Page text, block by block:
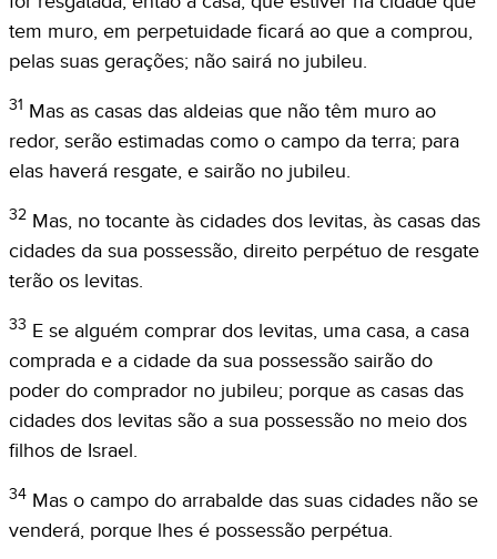
tem muro, em perpetuidade ficará ao que a comprou,
pelas suas gerações; não sairá no jubileu.
31 Mas as casas das aldeias que não têm muro ao
redor, serão estimadas como o campo da terra; para
elas haverá resgate, e sairão no jubileu.
32 Mas, no tocante às cidades dos levitas, às casas das
cidades da sua possessão, direito perpétuo de resgate
terão os levitas.
33 E se alguém comprar dos levitas, uma casa, a casa
comprada e a cidade da sua possessão sairão do
poder do comprador no jubileu; porque as casas das
cidades dos levitas são a sua possessão no meio dos
filhos de Israel.
34 Mas o campo do arrabalde das suas cidades não se
venderá, porque lhes é possessão perpétua.